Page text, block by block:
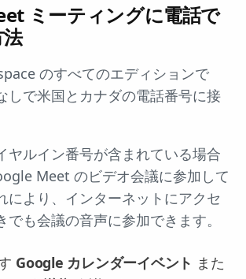
ミーティングに電話で
のすべてのエディションで
しで米国とカナダの電話番号に接
ヤルイン番号が含まれている場合
Meet のビデオ会議に参加して
により、インターネットにアクセ
でも会議の音声に参加できます。
Google カレンダーイベント また